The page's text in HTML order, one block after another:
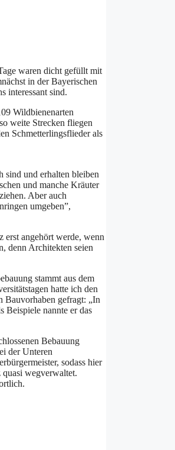
waren dicht gefüllt mit
in der Bayerischen
interessant sind.
Wildbienenarten
weite Strecken fliegen
Schmetterlingsflieder als
sind und erhalten bleiben
und manche Kräuter
Aber auch
umgeben”,
erst angehört werde, wenn
denn Architekten seien
stammt aus dem
hatte ich den
Bauvorhaben gefragt: „In
Beispiele nannte er das
Bebauung
der Unteren
sodass hier
wegverwaltet.